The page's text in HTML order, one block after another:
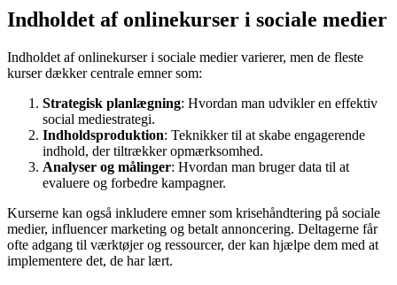
Indholdet af onlinekurser i sociale medier
Indholdet af onlinekurser i sociale medier varierer, men de fleste
kurser dækker centrale emner som:
Strategisk planlægning: Hvordan man udvikler en effektiv
social mediestrategi.
Indholdsproduktion: Teknikker til at skabe engagerende
indhold, der tiltrækker opmærksomhed.
Analyser og målinger: Hvordan man bruger data til at
evaluere og forbedre kampagner.
Kurserne kan også inkludere emner som krisehåndtering på sociale
medier, influencer marketing og betalt annoncering. Deltagerne får
ofte adgang til værktøjer og ressourcer, der kan hjælpe dem med at
implementere det, de har lært.